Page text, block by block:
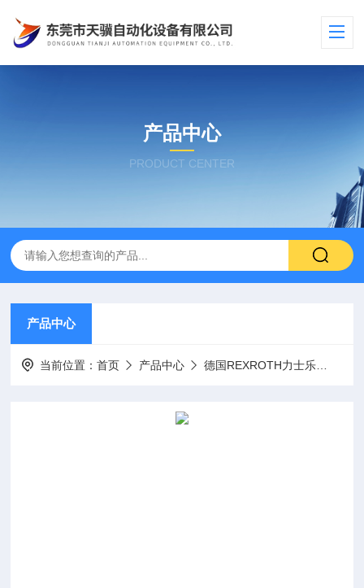
产品中心
PRODUCT CENTER
产品中心
当前位置：首页 产品中心 德国REXROTH力士乐